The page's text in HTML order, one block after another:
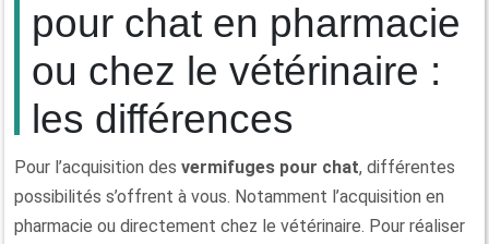
pour chat en pharmacie
ou chez le vétérinaire :
les différences
Pour l’acquisition des vermifuges pour chat, différentes
possibilités s’offrent à vous. Notamment l’acquisition en
pharmacie ou directement chez le vétérinaire. Pour réaliser